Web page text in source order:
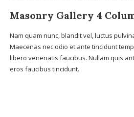
Masonry Gallery 4
Nam quam nunc, blandit vel, luctus
Maecenas nec odio et ante tincidunt
libero venenatis faucibus. Nullam quis
eros faucibus tincidunt.